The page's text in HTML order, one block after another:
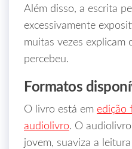
Além disso, a escrita
excessivamente
muitas vezes explicam
percebeu.
Formatos
O livro está em edição
audiolivro. O
jovem, suaviza a